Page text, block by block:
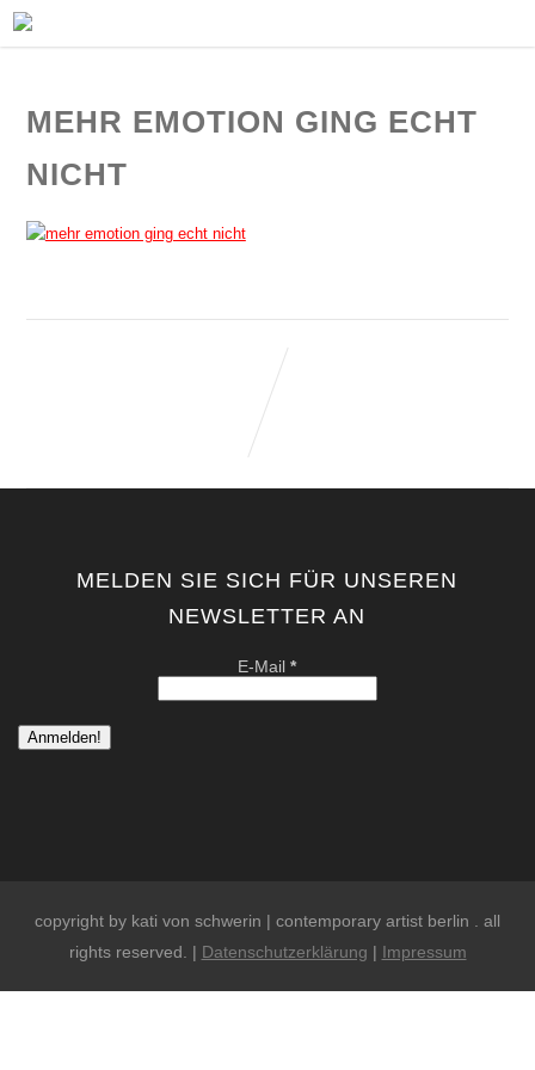
MEHR EMOTION GING ECHT
NICHT
MELDEN SIE SICH FÜR UNSEREN
NEWSLETTER AN
E-Mail*
copyright by kati von schwerin | contemporary artist berlin . all
rights reserved. | Datenschutzerklärung | Impressum